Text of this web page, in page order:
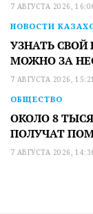
7 АВГУСТА 2026,
НОВОСТИ
УЗНАТЬ СВОЙ
МОЖНО ЗА
7 АВГУСТА 2026, 15:21
ОБЩЕСТВО
ОКОЛО 8
ПОЛУЧАТ
7 АВГУСТА 2026,